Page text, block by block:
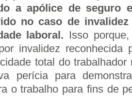
a apólice de seguro
no caso de
laboral. Isso
invalidez
total do
perícia para
o trabalho para fins de